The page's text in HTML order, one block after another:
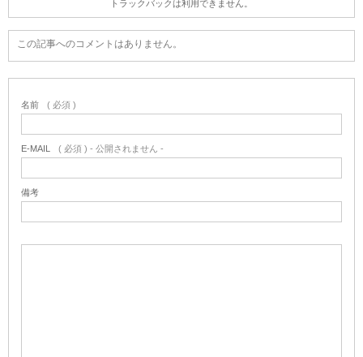
トラックバックは利用できません。
この記事へのコメントはありません。
名前 ( 必須 )
E-MAIL ( 必須 ) - 公開されません -
備考